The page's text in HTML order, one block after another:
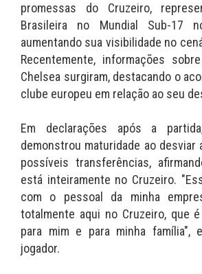
promessas do Cruzeiro,
Brasileira no Mundial Sub-17
aumentando sua visibilidade no
Recentemente, informações
Chelsea surgiram, destacando o
clube europeu em relação ao seu
Em declarações após a
demonstrou maturidade ao desviar
possíveis transferências,
está inteiramente no Cruzeiro.
com o pessoal da minha
totalmente aqui no Cruzeiro, que
para mim e para minha família",
jogador.